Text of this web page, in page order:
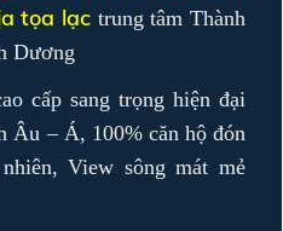
tọa lạctrung tâm Thành
Dương
cấp sang trọng hiện đại
Âu – Á, 100% căn hộ đón
View sông mát mẻ